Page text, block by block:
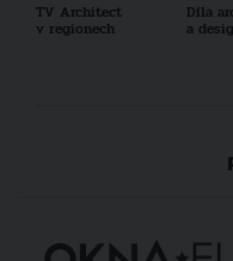
TV Architect
v regionech
Díla
a